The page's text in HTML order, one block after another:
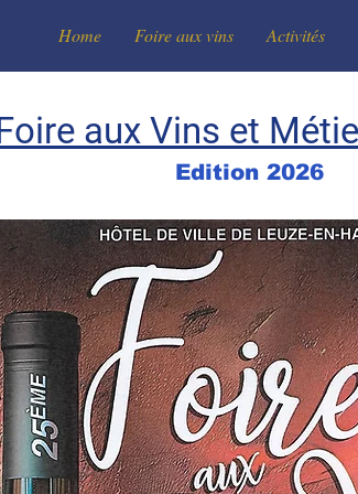
Home Foire aux vins Activités
aux Vins et
Edition 2026